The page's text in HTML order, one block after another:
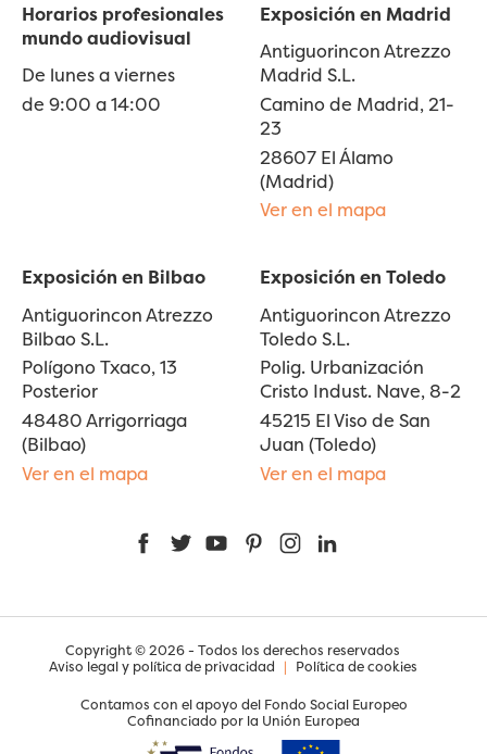
Horarios profesionales
mundo audiovisual
De lunes a viernes
de 9:00 a 14:00
Exposición en Madrid
Antiguorincon Atrezzo
Madrid S.L.
Camino de Madrid, 21-
23
28607 El Álamo
(Madrid)
Ver en el mapa
Exposición en Bilbao
Antiguorincon Atrezzo
Bilbao S.L.
Polígono Txaco, 13
Posterior
48480 Arrigorriaga
(Bilbao)
Ver en el mapa
Exposición en Toledo
Antiguorincon Atrezzo
Toledo S.L.
Polig. Urbanización
Cristo Indust. Nave, 8-2
45215 El Viso de San
Juan (Toledo)
Ver en el mapa
FacebookTwitterYouTubePinterestInstagram
Copyright © 2026 - Todos los derechos reservados
Aviso legal y política de privacidad | Política de cookies
Contamos con el apoyo del Fondo Social Europeo
Cofinanciado por la Unión Europea